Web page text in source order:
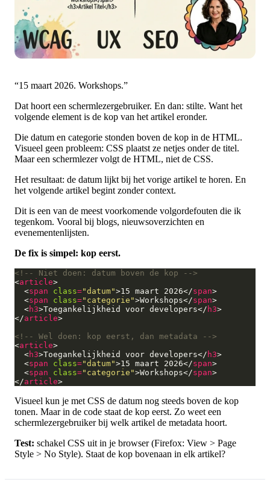
“15 maart 2026. Workshops.”
Dat hoort een schermlezergebruiker. En dan: stilte. Want het
volgende element is de kop van het artikel eronder.
Die datum en categorie stonden boven de kop in de HTML.
Visueel geen probleem: CSS plaatst ze netjes onder de titel.
Maar een schermlezer volgt de HTML, niet de CSS.
Het resultaat: de datum lijkt bij het vorige artikel te horen. En
het volgende artikel begint zonder context.
Dit is een van de meest voorkomende volgordefouten die ik
tegenkom. Vooral bij blogs, nieuwsoverzichten en
evenementenlijsten.
De fix is simpel: kop eerst.
<!-- Niet doen: datum boven de kop -->
<article
  <
span class="datum">15 maart 2026</span
  <
span class="categorie">Workshops</span
  <
h3>Toegankelijkheid voor developers</ h3
</article
<!-- Wel doen: kop eerst, dan metadata -->
<article
  <
h3>Toegankelijkheid voor developers</ h3
  <
span class="datum">15 maart 2026</span
  <
span class="categorie">Workshops</span
</article
Visueel kun je met CSS de datum nog steeds boven de kop
tonen. Maar in de code staat de kop eerst. Zo weet een
schermlezergebruiker bij welk artikel de metadata hoort.
Test: schakel CSS uit in je browser (Firefox: View > Page
Style > No Style). Staat de kop bovenaan in elk artikel?